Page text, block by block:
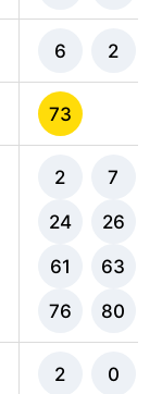
6 2
73
2 7
24 26
61 63
76 80
2 0